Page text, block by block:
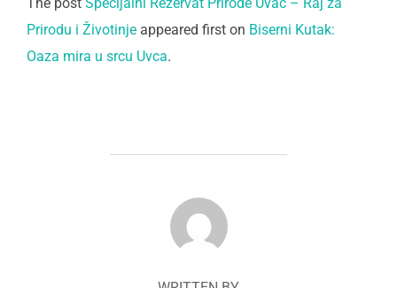
Prirodu i Životinje appeared first on Biserni Kutak:
Oaza mira u srcu Uvca.
POST AUTHOR